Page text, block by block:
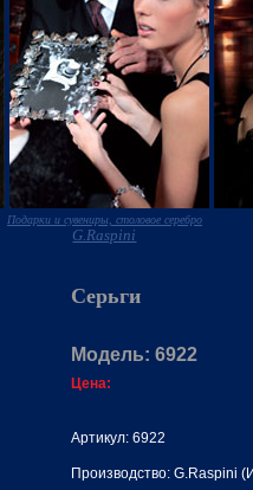
Подарки и сувениры, столовое серебро
G.Raspini
Серьги
Модель: 6922
Цена:
Артикул: 6922
Производство: G.Raspini